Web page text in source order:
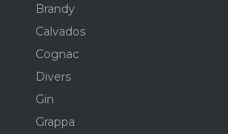
Brandy
Calvados
Cognac
Divers
Gin
Grappa